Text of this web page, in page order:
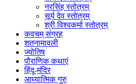
नरसिंह स्तोत्रम्
सूर्य देव स्तोत्रम्
श्री विश्वकर्मा स्तोत्रम्
कवचम् संग्रह
शतनामावली
ज्योतिष
पौराणिक कथाएं
हिंदू-मंदिर
आध्यात्मिक गुरु